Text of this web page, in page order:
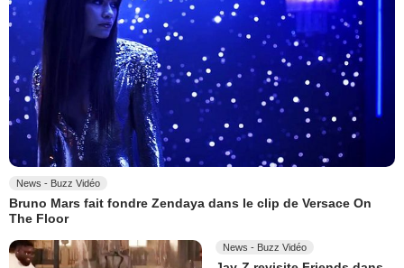
News - Buzz Vidéo
Bruno Mars fait fondre Zendaya dans le clip de Versace On
The Floor
News - Buzz Vidéo